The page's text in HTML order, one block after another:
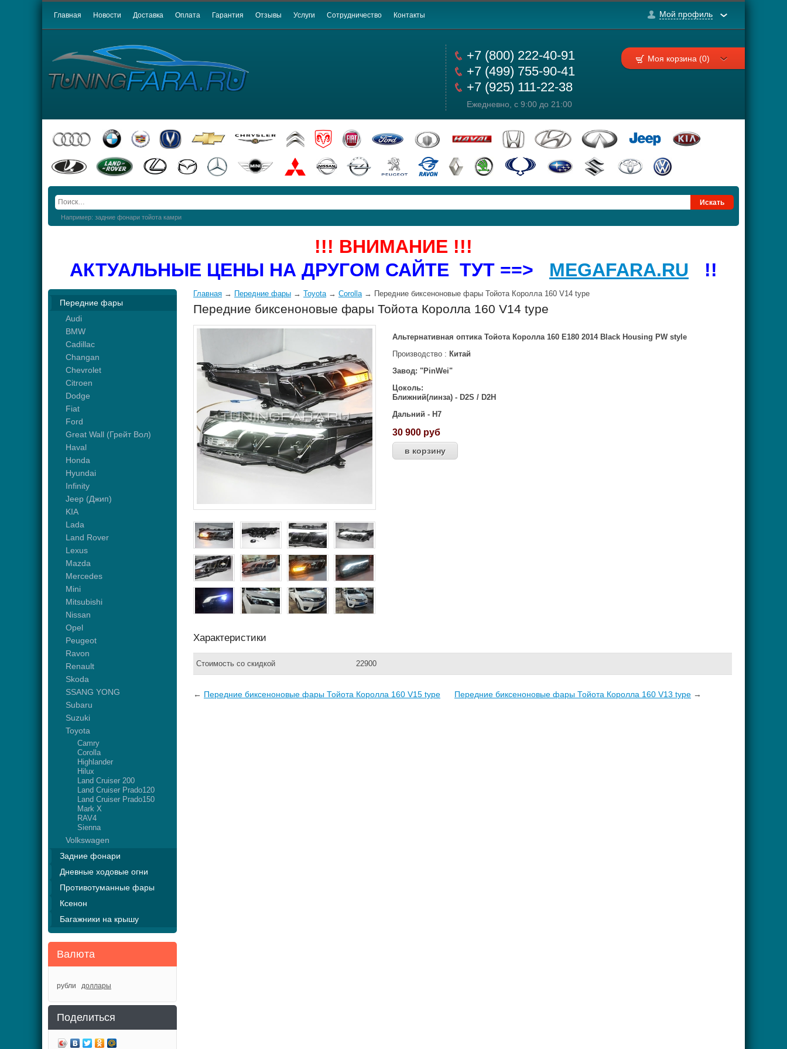
Главная Новости Доставка Оплата Гарантия Отзывы Услуги Сотрудничество Контакты Мой профиль
+7 (800) 222-40-91
+7 (499) 755-90-41
+7 (925) 111-22-38
Ежедневно, с 9:00 до 21:00
Моя корзина (0)
Например: задние фонари тойота камри
!!! ВНИМАНИЕ !!!
АКТУАЛЬНЫЕ ЦЕНЫ НА ДРУГОМ САЙТЕ ТУТ ==> MEGAFARA.RU !!
Передние фары
Audi
BMW
Cadillac
Changan
Chevrolet
Citroen
Dodge
Fiat
Ford
Great Wall (Грейт Вол)
Haval
Honda
Hyundai
Infinity
Jeep (Джип)
KIA
Lada
Land Rover
Lexus
Mazda
Mercedes
Mini
Mitsubishi
Nissan
Opel
Peugeot
Ravon
Renault
Skoda
SSANG YONG
Subaru
Suzuki
Toyota
Camry
Corolla
Highlander
Hilux
Land Cruiser 200
Land Cruiser Prado120
Land Cruiser Prado150
Mark X
RAV4
Sienna
Volkswagen
Задние фонари
Дневные ходовые огни
Противотуманные фары
Ксенон
Багажники на крышу
Валюта
рубли доллары
Поделиться
Главная → Передние фары → Toyota→ Corolla→ Передние биксеноновые фары Тойота Королла 160 V14 type
Передние биксеноновые фары Тойота Королла 160 V14 type
Альтернативная оптика Тойота Королла 160 Е180 2014 Black Housing PW style
Производство : Китай
Завод: "PinWei"
Цоколь:
Ближний(линза) - D2S / D2H
Дальний - Н7
30 900 руб
Характеристики
Стоимость со скидкой 22900
← Передние биксеноновые фары Тойота Королла 160 V15 type Передние биксеноновые фары Тойота Королла 160 V13 type →